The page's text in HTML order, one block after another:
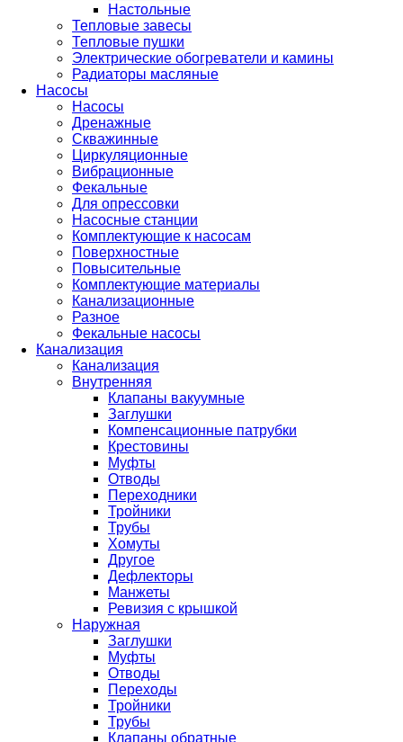
Настольные
Тепловые завесы
Тепловые пушки
Электрические обогреватели и камины
Радиаторы масляные
Насосы
Насосы
Дренажные
Скважинные
Циркуляционные
Вибрационные
Фекальные
Для опрессовки
Насосные станции
Комплектующие к насосам
Поверхностные
Повысительные
Комплектующие материалы
Канализационные
Разное
Фекальные насосы
Канализация
Канализация
Внутренняя
Клапаны вакуумные
Заглушки
Компенсационные патрубки
Крестовины
Муфты
Отводы
Переходники
Тройники
Трубы
Хомуты
Другое
Дефлекторы
Манжеты
Ревизия с крышкой
Наружная
Заглушки
Муфты
Отводы
Переходы
Тройники
Трубы
Клапаны обратные